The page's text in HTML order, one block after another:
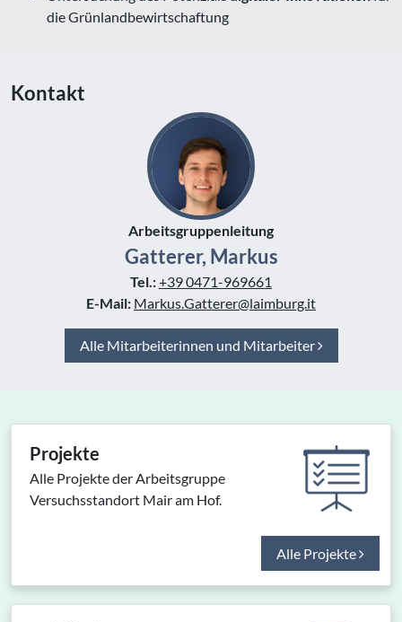
die Grünlandbewirtschaftung
Kontakt
Arbeitsgruppenleitung
Gatterer, Markus
Tel.:+39 0471-969661
E-Mail: Markus.Gatterer@laimburg.it
Alle Mitarbeiterinnen und Mitarbeiter
Projekte
Alle Projekte der Arbeitsgruppe
Versuchsstandort Mair am Hof.
Alle Projekte